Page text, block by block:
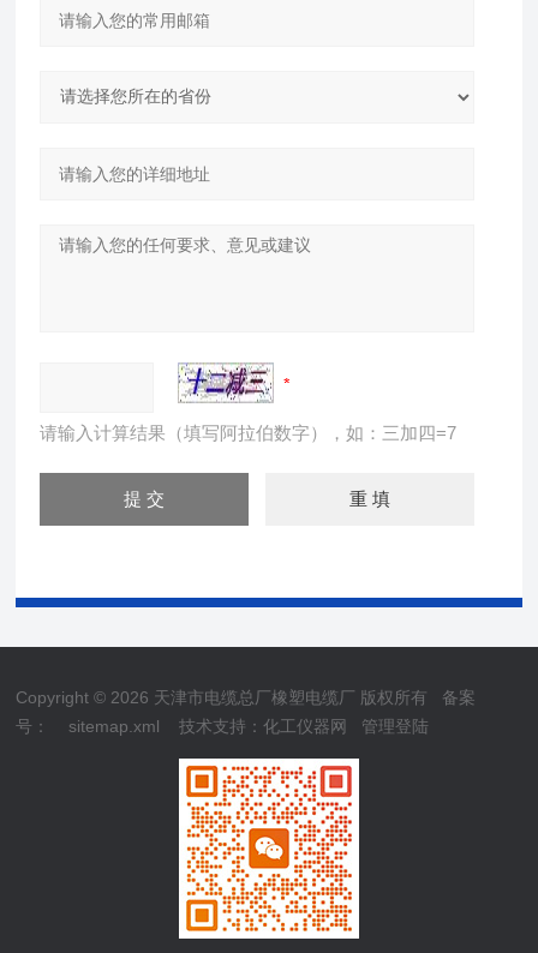
请输入计算结果（填写阿拉伯数字），如：三加四=7
Copyright © 2026 天津市电缆总厂橡塑电缆厂 版权所有 备案
号：
sitemap.xml 技术支持：化工仪器网 管理登陆